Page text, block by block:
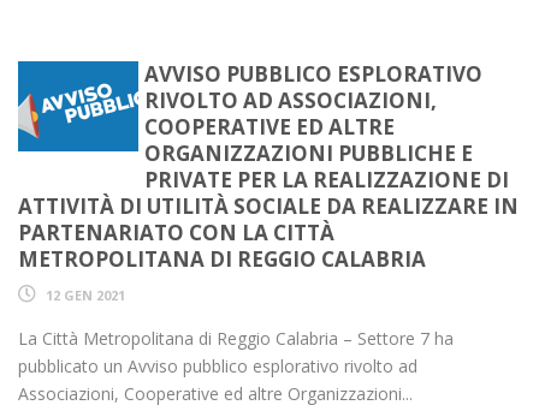
AVVISO PUBBLICO ESPLORATIVO
RIVOLTO AD ASSOCIAZIONI,
COOPERATIVE ED ALTRE
ORGANIZZAZIONI PUBBLICHE E
PRIVATE PER LA REALIZZAZIONE DI
ATTIVITÀ DI UTILITÀ SOCIALE DA REALIZZARE IN
PARTENARIATO CON LA CITTÀ
METROPOLITANA DI REGGIO CALABRIA
12 GEN 2021
La Città Metropolitana di Reggio Calabria – Settore 7 ha
pubblicato un Avviso pubblico esplorativo rivolto ad
Associazioni, Cooperative ed altre Organizzazioni...